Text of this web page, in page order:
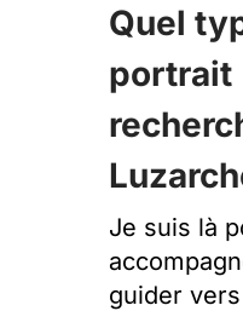
Quel
portrait
Je suis là
guider